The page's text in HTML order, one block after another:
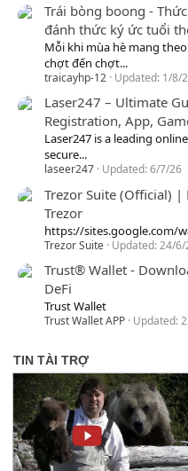
Trái bòng boong -
đánh thức ký ức tuổi
Mỗi khi mùa hè mang
chợt đến chợt...
traicayhp-12 Updated: 1/8/
Laser247 – Ultimate
Registration, App,
Laser247 is a leading
secure...
laseer247 Updated:6/7/26
Trezor Suite (Official) |
Trezor
https://sites.google.com/
Trezor Suite Updated:24/6/
Trust® Wallet -
DeFi
Trust Wallet
Trust Wallet APP Updated: